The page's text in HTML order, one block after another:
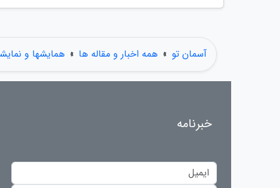
آسمان تو » همه اخبار و مقاله ها » همایشها و
خبرنامه